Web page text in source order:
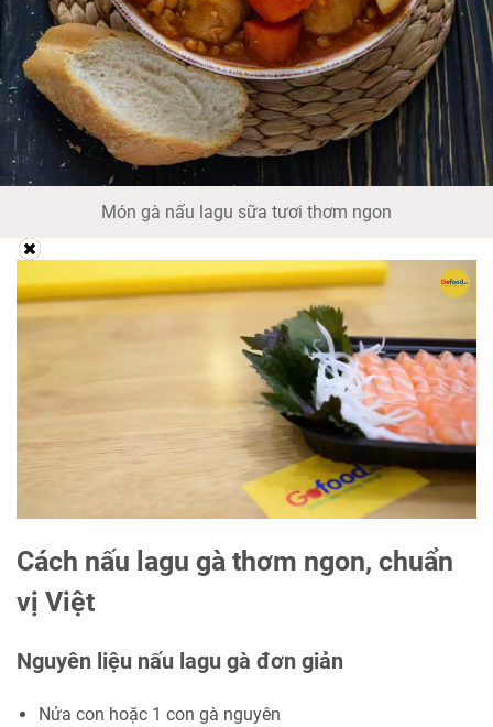
Món gà nấu lagu sữa tươi thơm ngon
Cách nấu lagu gà thơm ngon, chuẩn
vị Việt
Nguyên liệu nấu lagu gà đơn giản
Nửa con hoặc 1 con gà nguyên